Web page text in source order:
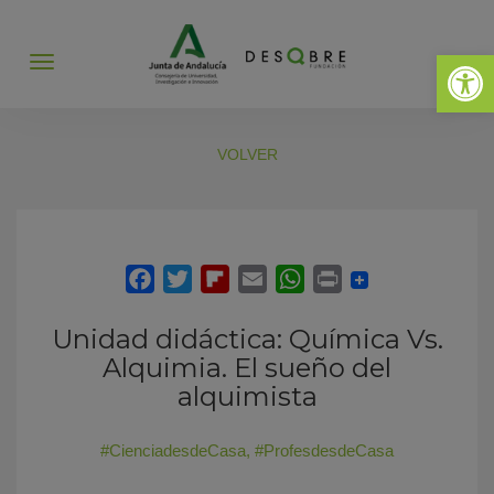
Abrir
Abrir
VOLVER
Unidad didáctica: Química Vs.
Alquimia. El sueño del
alquimista
#CienciadesdeCasa, #ProfesdesdeCasa